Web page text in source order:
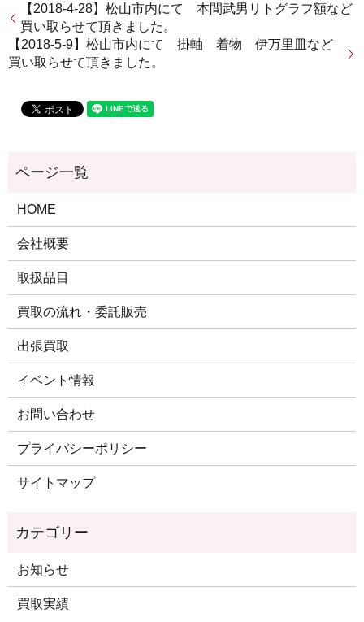
【2018-4-28】松山市内にて 本間武男リトグラフ額など
買い取らせて頂きました。
【2018-5-9】松山市内にて 掛軸 着物 伊万里皿など
買い取らせて頂きました。
HOME
会社概要
取扱品目
買取の流れ・委託販売
出張買取
イベント情報
お問い合わせ
プライバシーポリシー
サイトマップ
お知らせ
買取実績